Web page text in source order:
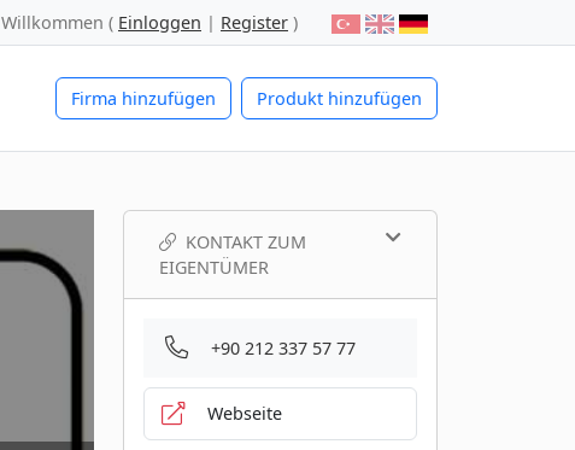
Willkommen ( Einloggen | Register )
Firma hinzufügen Produkt hinzufügen
KONTAKT ZUM
EIGENTÜMER
+90 212 337 57 77
Webseite